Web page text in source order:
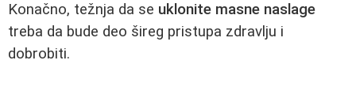
Konačno, težnja da se uklonite masne naslage
treba da bude deo šireg pristupa zdravlju i
dobrobiti.